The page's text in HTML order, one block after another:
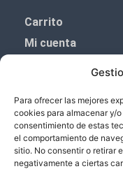
Para ofrecer las mejores
cookies para almacenar y/
consentimiento de estas
el comportamiento de
sitio. No consentir o retirar
negativamente a ciertas
Carrito
Mi cuenta
Política de
Boletín de
¡¡Suscríbete y